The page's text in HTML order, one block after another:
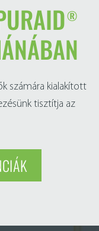
számára kialakított
tisztítja az